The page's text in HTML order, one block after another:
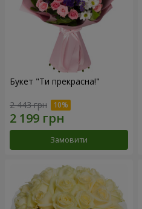
Букет "Ти прекрасна!"
2 443 грн
Замовити